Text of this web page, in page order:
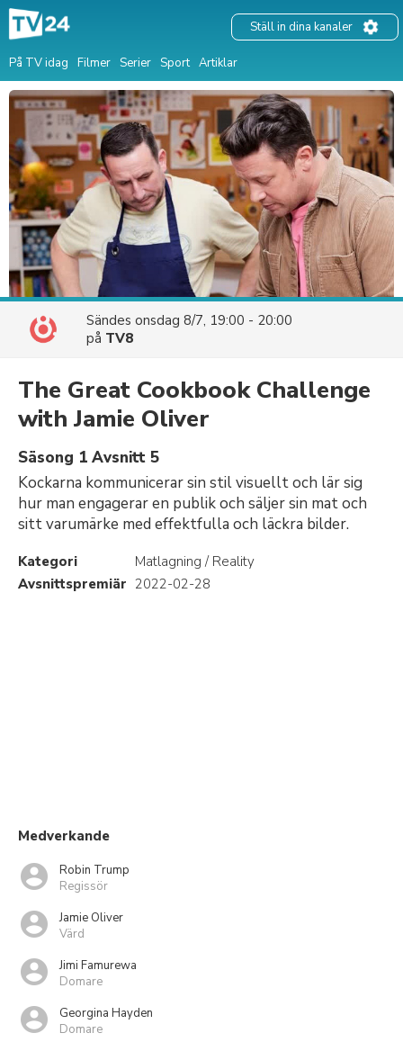
På TV idag Filmer Serier Sport Artiklar
Ställ in dina kanaler
Sändes onsdag 8/7, 19:00 - 20:00
på TV8
The Great Cookbook Challenge
with Jamie Oliver
Säsong 1 Avsnitt 5
Kockarna kommunicerar sin stil visuellt och lär sig
hur man engagerar en publik och säljer sin mat och
sitt varumärke med effektfulla och läckra bilder.
Kategori
Matlagning / Reality
Avsnittspremiär 2022-02-28
Medverkande
Robin Trump
Regissör
Jamie Oliver
Värd
Jimi Famurewa
Domare
Georgina Hayden
Domare